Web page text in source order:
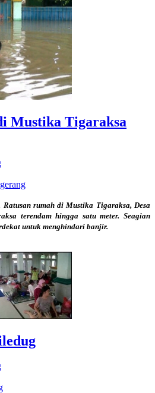
Mustika Tigaraksa
Ratusan rumah di Mustika Tigaraksa, Desa
terendam hingga satu meter. Seagian
untuk menghindari banjir.